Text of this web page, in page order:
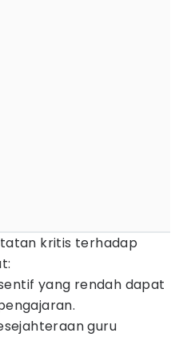
kritis terhadap
yang rendah dapat
guru